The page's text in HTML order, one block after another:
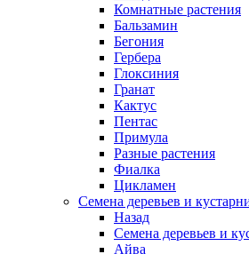
Комнатные растения
Бальзамин
Бегония
Гербера
Глоксиния
Гранат
Кактус
Пентас
Примула
Разные растения
Фиалка
Цикламен
Семена деревьев и
Назад
Семена деревьев и
Айва